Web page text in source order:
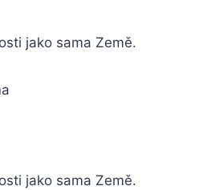
jako sama Země.
jako sama Země.